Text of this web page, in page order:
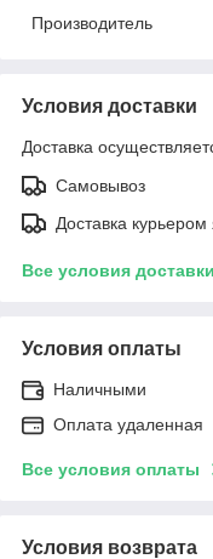
Производитель
Условия доставки
Доставка
Самовывоз
Доставка курьером
Все условия доставки
Условия оплаты
Наличными
Оплата удаленная
Все условия оплаты
Условия возврата